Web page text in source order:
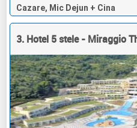
Cazare, Mic Dejun + Cina
3. Hotel 5 stele - Miraggio